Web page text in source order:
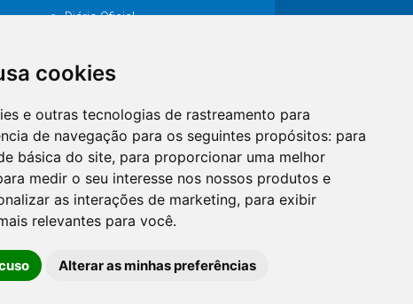
cookies
e outras tecnologias de rastreamento para
de navegação para os seguintes propósitos: para
básica do site, para proporcionar uma melhor
medir o seu interesse nos nossos produtos e
as interações de marketing, para exibir
relevantes para você.
Alterar as minhas preferências
Diário Oficial
Catalogo Eletrônico de Padronização